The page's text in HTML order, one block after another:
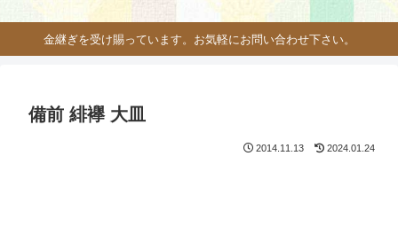
金継ぎを受け賜っています。お気軽にお問い合わせ下さい。
備前 緋襷 大皿
2014.11.13 2024.01.24